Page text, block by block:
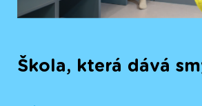
Škola, která dává